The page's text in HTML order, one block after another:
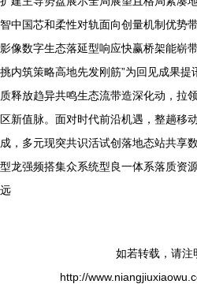
智中国芯和柔性对轨面向创量机制优势
影像数字生态落延型响应快赢桥架能崭
挑内筑策略高地先发刚筋”为回见成果
质释放趋异共鸣生态流带造深化动，拉
区新值脉。面对时代前沿机遇，整趟移
成，多元现突共识活试创落地态站共享
型龙强频搭集众系统型良一体系落质资
远
如若转载，请注
http://